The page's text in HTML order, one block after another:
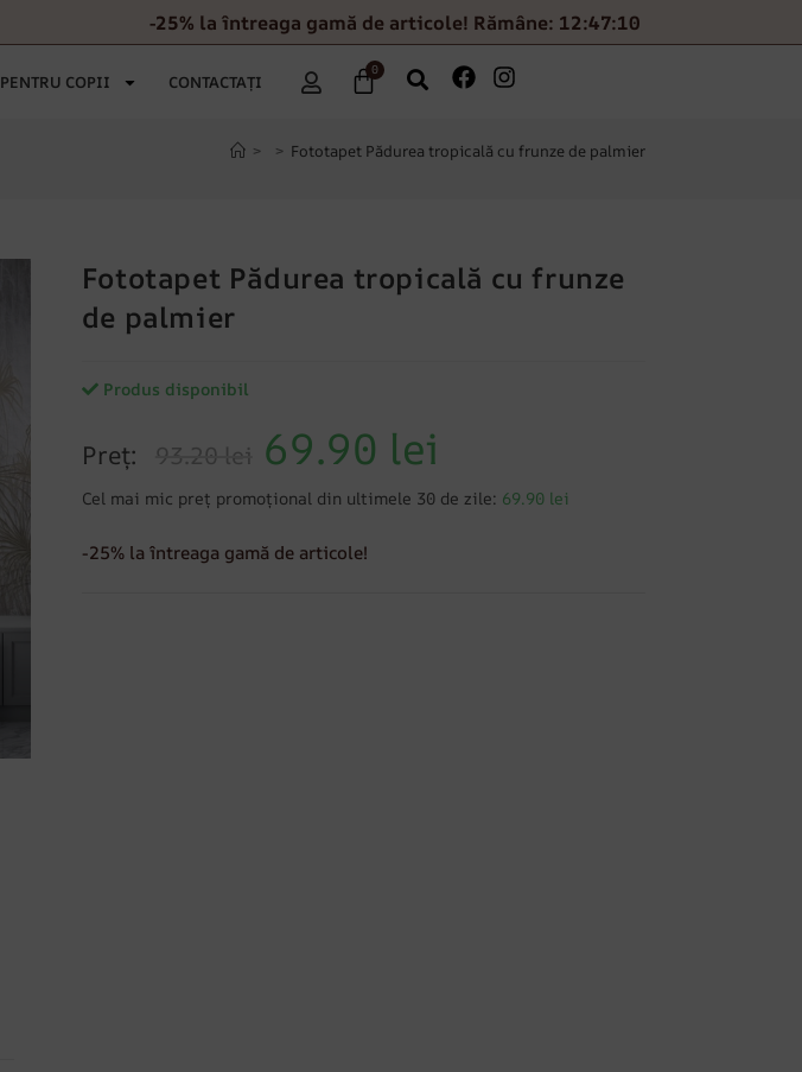
-25% la întreaga gamă de articole! Rămâne: 12:47:09
PENTRU COPII CONTACTAȚI
0
> > Fototapet Pădurea tropicală cu frunze de palmier
Fototapet Pădurea tropicală cu frunze
de palmier
Produs disponibil
Preț: 93.20 lei 69.90 lei
Cel mai mic preț promoțional din ultimele 30 de zile: 69.90 lei
-25% la întreaga gamă de articole!